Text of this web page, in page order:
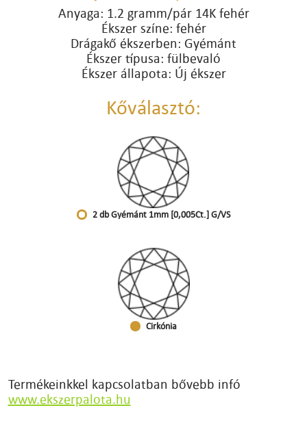
Anyaga: 1.2 gramm/pár 14K fehér
Ékszer színe: fehér
Drágakő ékszerben: Gyémánt
Ékszer típusa: fülbevaló
Ékszer állapota: Új ékszer
Kőválasztó:
2 db Gyémánt 1mm [0,005Ct.] G/VS
Cirkónia
Termékeinkkel kapcsolatban bővebb infó
www.ekszerpalota.hu